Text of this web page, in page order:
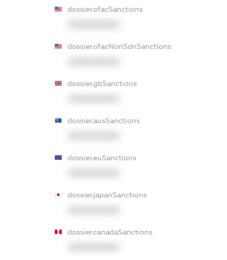
dossier.ofacSanctions
dossier.ofacNonSdnSanctions
dossier.gbSanctions
dossier.ausSanctions
dossier.euSanctions
dossier.japanSanctions
dossier.canadaSanctions